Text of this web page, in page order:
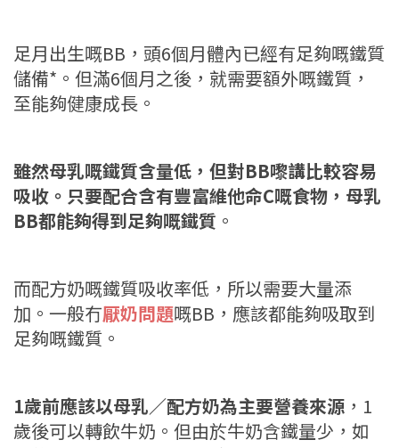
足月出生嘅BB，頭6個月體內已經有足夠嘅鐵質
儲備*。但滿6個月之後，就需要額外嘅鐵質，
至能夠健康成長。
雖然母乳嘅鐵質含量低，但對BB嚟講比較容易
吸收。只要配合含有豐富維他命C嘅食物，母乳
BB都能夠得到足夠嘅鐵質 。
而配方奶嘅鐵質吸收率低，所以需要大量添
加。一般冇厭奶問題嘅BB，應該都能夠吸取到
足夠嘅鐵質。
1歲前應該以母乳／配方奶為主要營養來源 ，1
歲後可以轉飲牛奶。但由於牛奶含鐵量少，如